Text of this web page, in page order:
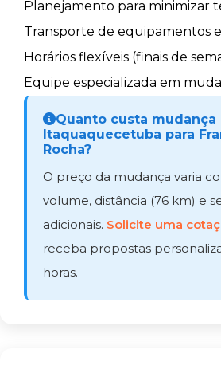
Planejamento para minimizar
Transporte de equipamentos
Horários flexíveis (finais de
Equipe especializada em
Quanto custa mudança
Itaquaquecetuba para
Rocha?
O preço da mudança varia
volume, distância (76 km) e
adicionais. Solicite uma
receba propostas
horas.